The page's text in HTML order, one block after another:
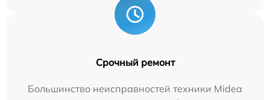
Срочный ремонт
Большинство неисправностей техники Midea